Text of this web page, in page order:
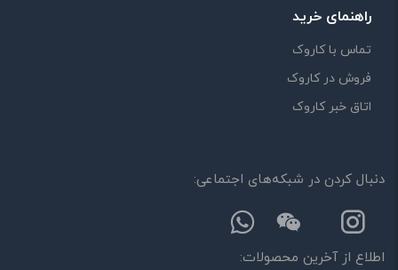
راهنمای خرید
تماس با کاروک
فروش در کاروک
اتاق خبر کاروک
دنبال کردن در شبکه‌های اجتماعی:
اطلاع از آخرین محصولات: